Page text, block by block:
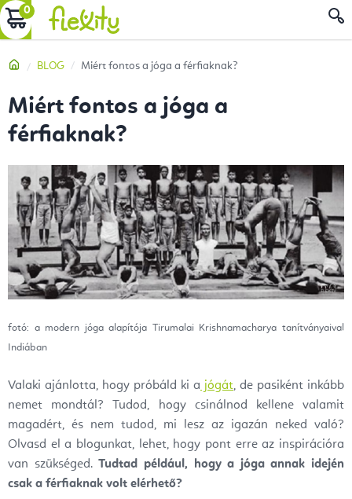
Ugrás
a
tartalomhoz
KOSÁR
Kezdőlap
BLOG Miért fontos a jóga a férfiaknak?
Miért fontos a jóga a
férfiaknak?
fotó: a modern jóga alapítója Tirumalai Krishnamacharya tanítványaival
Indiában
Valaki ajánlotta, hogy próbáld ki a jógát, de pasiként inkább
nemet mondtál? Tudod, hogy csinálnod kellene valamit
magadért, és nem tudod, mi lesz az igazán neked való?
Olvasd el a blogunkat, lehet, hogy pont erre az inspirációra
van szükséged.Tudtad például, hogy a jóga annak idején
csak a férfiaknak volt elérhető?